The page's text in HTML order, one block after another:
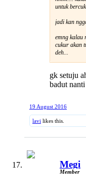
untuk
jadi kan
emng kalau
cukur akan
deh...
gk setuju
badut
19 August 2016
lavi likes this.
Megi
Member